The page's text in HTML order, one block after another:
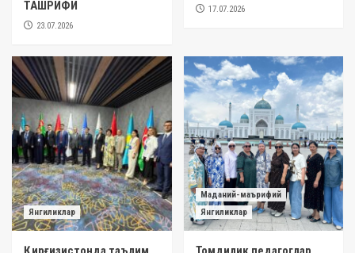
ТАШРИФИ
23.07.2026
17.07.2026
Янгиликлар
Маданий-маърифий
Янгиликлар